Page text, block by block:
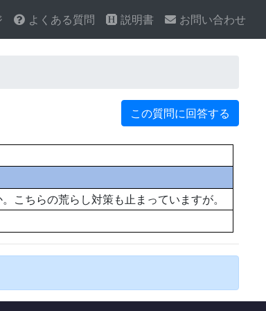
よくある質問 説明書 お問い合わせ
この質問に回答する
こちらの荒らし対策も止まっていますが。